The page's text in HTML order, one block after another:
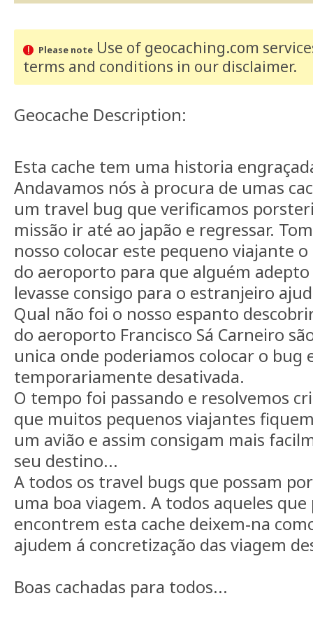
Please noteUse of geocaching.com
terms and conditions in our disclaimer.
Geocache Description:
Esta cache tem uma historia
Andavamos nós à procura de umas
um travel bug que verificamos
missão ir até ao japão e regressar.
nosso colocar este pequeno viajante
do aeroporto para que alguém adepto
levasse consigo para o estranjeiro
Qual não foi o nosso espanto
do aeroporto Francisco Sá Carneiro
unica onde poderiamos colocar o bug
temporariamente desativada.
O tempo foi passando e resolvemos
que muitos pequenos viajantes
um avião e assim consigam mais
seu destino...
A todos os travel bugs que possam
uma boa viagem. A todos aqueles
encontrem esta cache deixem-na
ajudem á concretização das viagem
Boas cachadas para todos...